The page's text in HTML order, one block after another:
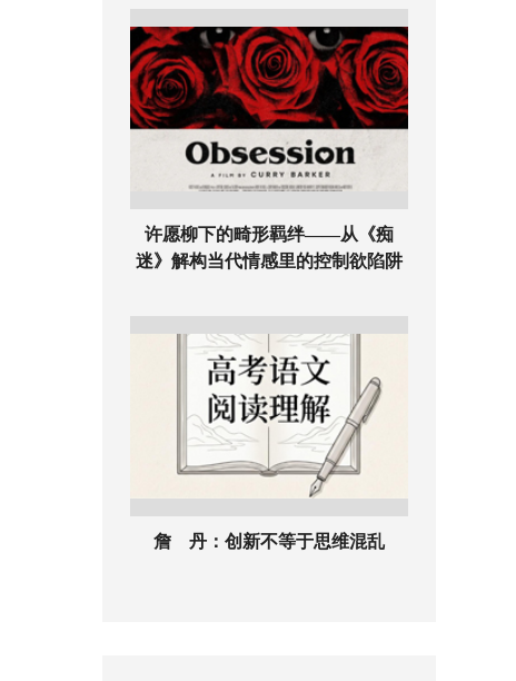
许愿柳下的畸形羁绊——从《痴
迷》解构当代情感里的控制欲陷阱
詹 丹：创新不等于思维混乱